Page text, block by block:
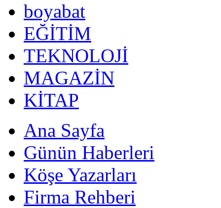
boyabat
EĞİTİM
TEKNOLOJİ
MAGAZİN
KİTAP
Ana Sayfa
Günün Haberleri
Köşe Yazarları
Firma Rehberi